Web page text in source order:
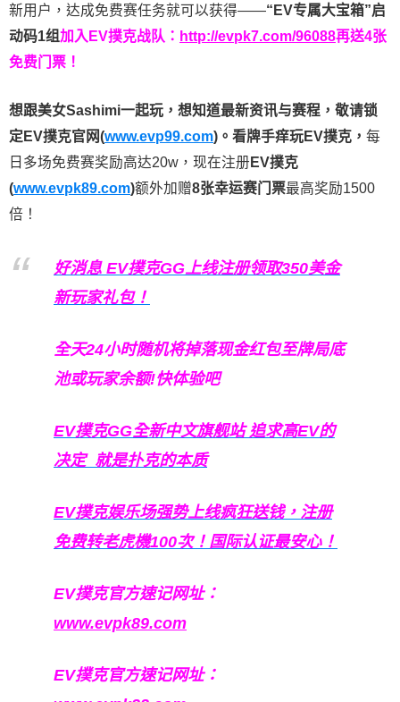
新用户，达成免费赛任务就可以获得——“EV专属大宝箱”启
动码1组加入EV撲克战队： http://evpk7.com/96088再送4张
免费门票！
想跟美女Sashimi一起玩， 想知道最新资讯与赛程， 敬请锁
定EV撲克官网(www.evp99.com)。 看牌手痒玩EV撲克， 每
日多场免费赛奖励高达20w，现在注册 EV撲克
(www.evpk89.com)额外加赠8张幸运赛门票最高奖励1500
倍！
好消息 EV撲克GG上线注册领取350美金
新玩家礼包！
全天24小时随机将掉落现金红包至牌局底
池或玩家余额!快体验吧
EV撲克GG全新中文旗舰站追求高EV的
决定 就是扑克的本质
EV撲克娱乐场强势上线疯狂送钱，注册
免费转老虎機100次！国际认证最安心！
EV撲克官方速记网址：
www.evpk89.com
EV撲克官方速记网址：